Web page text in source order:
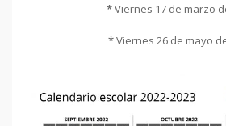
*Viernes 17 de marzo
*Viernes 26 de mayo